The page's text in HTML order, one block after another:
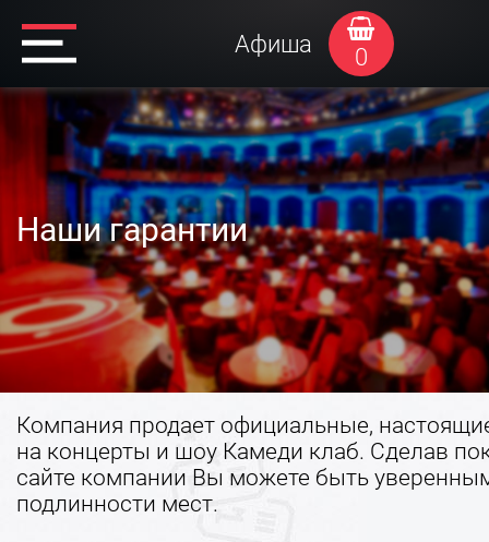
Афиша 0
Наши гарантии
Компания продает официальные,
на концерты и шоу Камеди клаб. Сделав
сайте компании Вы можете быть
подлинности мест.